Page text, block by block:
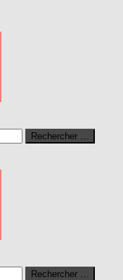
Rechercher …
Rechercher …